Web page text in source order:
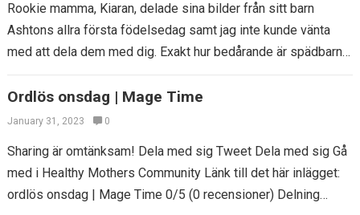
Rookie mamma, Kiaran, delade sina bilder från sitt barn
Ashtons allra första födelsedag samt jag inte kunde vänta
med att dela dem med dig. Exakt hur bedårande är spädbarn
Ordlös onsdag | Mage Time
January 31, 2023 0
Sharing är omtänksam! Dela med sig Tweet Dela med sig Gå
med i Healthy Mothers Community Länk till det här inlägget:
ordlös onsdag | Mage Time 0/5 (0 recensioner) Delning…